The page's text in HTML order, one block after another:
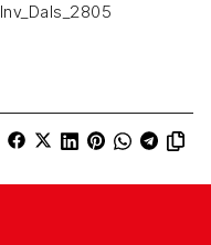
Inv_Dals_2805